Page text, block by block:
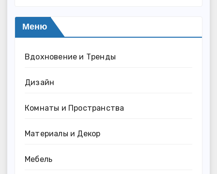
Меню
Вдохновение и Тренды
Дизайн
Комнаты и Пространства
Материалы и Декор
Мебель